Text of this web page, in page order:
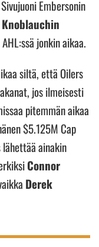
Embersonin
jonkin aikaa.
siltä, että Oilers
jos ilmeisesti
pitemmän aikaa
$5.125M Cap
ainakin
Connor
Derek